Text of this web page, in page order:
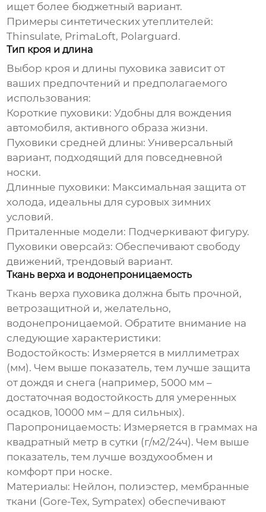
ищет более бюджетный вариант.
Примеры синтетических утеплителей:
Thinsulate, PrimaLoft, Polarguard .
Тип кроя и длина
Выбор кроя и длины пуховика зависит от
ваших предпочтений и предполагаемого
использования:
Короткие пуховики: Удобны для вождения
автомобиля, активного образа жизни.
Пуховики средней длины: Универсальный
вариант, подходящий для повседневной
носки.
Длинные пуховики: Максимальная защита от
холода, идеальны для суровых зимних
условий.
Приталенные модели: Подчеркивают фигуру.
Пуховики оверсайз: Обеспечивают свободу
движений, трендовый вариант.
Ткань верха и водонепроницаемость
Ткань верха пуховика должна быть прочной,
ветрозащитной и, желательно,
водонепроницаемой. Обратите внимание на
следующие характеристики:
Водостойкость: Измеряется в миллиметрах
(мм). Чем выше показатель, тем лучше защита
от дождя и снега (например, 5000 мм –
достаточная водостойкость для умеренных
осадков, 10000 мм – для сильных).
Паропроницаемость: Измеряется в граммах на
квадратный метр в сутки (г/м2/24ч). Чем выше
показатель, тем лучше воздухообмен и
комфорт при носке.
Материалы: Нейлон, полиэстер, мембранные
ткани (Gore-Tex, Sympatex) обеспечивают